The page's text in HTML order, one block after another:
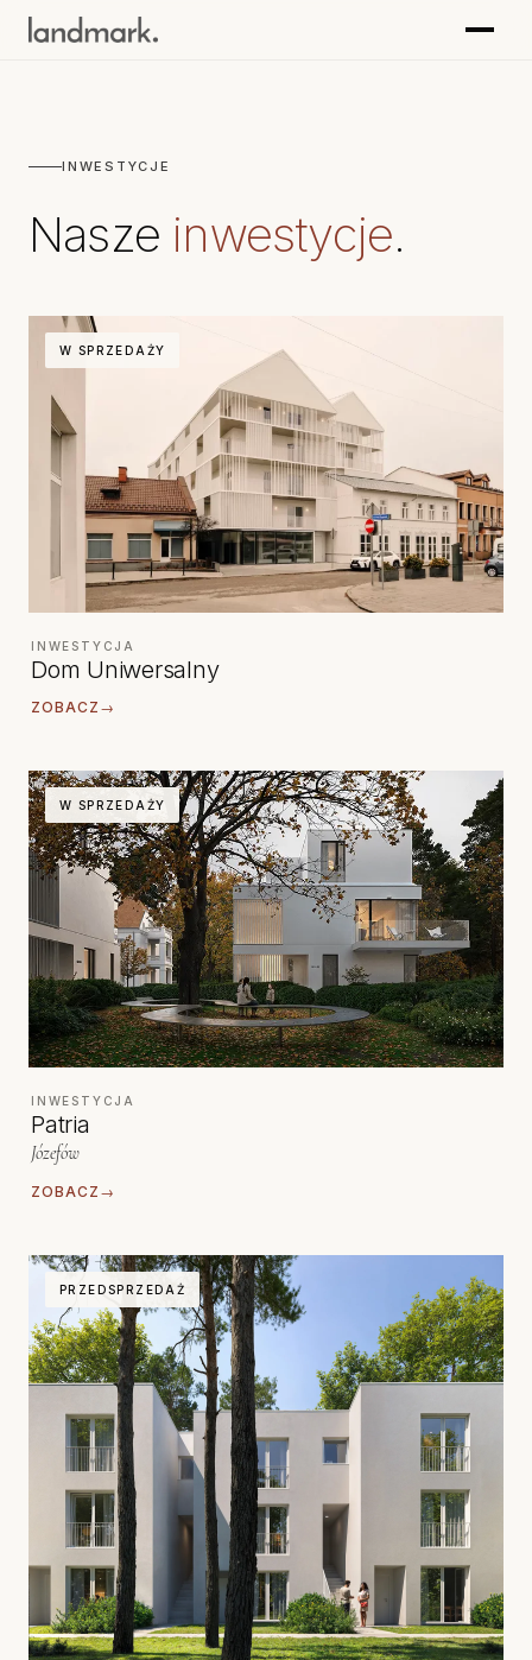
INWESTYCJE
Nasze inwestycje.
W SPRZEDAŻY
INWESTYCJA
Dom Uniwersalny
ZOBACZ →
W SPRZEDAŻY
INWESTYCJA
Patria
Józefów
ZOBACZ →
PRZEDSPRZEDAŻ